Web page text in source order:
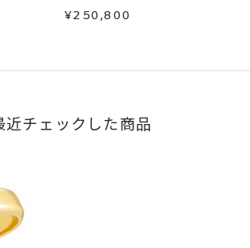
¥250,800
近チェックした商品